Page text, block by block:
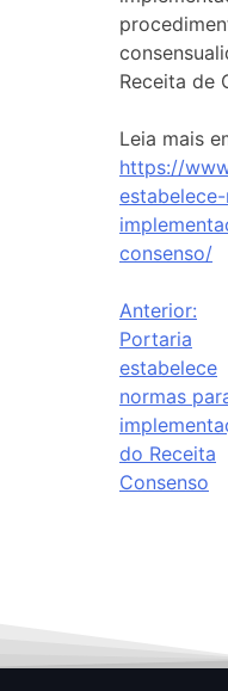
Receita de
Leia mais
https://
consenso/
Anterior:
Portaria
estabelece
normas
do Receita
Consenso